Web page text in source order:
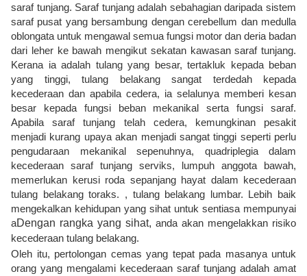
saraf tunjang. Saraf tunjang adalah sebahagian daripada sistem
saraf pusat yang bersambung dengan cerebellum dan medulla
oblongata untuk mengawal semua fungsi motor dan deria badan
dari leher ke bawah mengikut sekatan kawasan saraf tunjang.
Kerana ia adalah tulang yang besar, tertakluk kepada beban
yang tinggi, tulang belakang sangat terdedah kepada
kecederaan dan apabila cedera, ia selalunya memberi kesan
besar kepada fungsi beban mekanikal serta fungsi saraf.
Apabila saraf tunjang telah cedera, kemungkinan pesakit
menjadi kurang upaya akan menjadi sangat tinggi seperti perlu
pengudaraan mekanikal sepenuhnya, quadriplegia dalam
kecederaan saraf tunjang serviks, lumpuh anggota bawah,
memerlukan kerusi roda sepanjang hayat dalam kecederaan
tulang belakang toraks. , tulang belakang lumbar. Lebih baik
mengekalkan kehidupan yang sihat untuk sentiasa mempunyai
aDengan rangka yang sihat, anda akan mengelakkan risiko
kecederaan tulang belakang.
Oleh itu, pertolongan cemas yang tepat pada masanya untuk
orang yang mengalami kecederaan saraf tunjang adalah amat